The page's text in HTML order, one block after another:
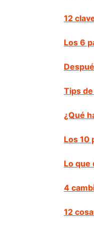
12
Los 6
Tips
¿Qué
Los 10
Lo que
4
12